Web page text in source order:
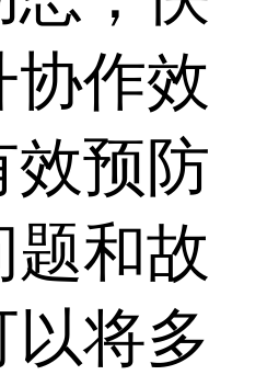
协作效
效预防
和故
以将多